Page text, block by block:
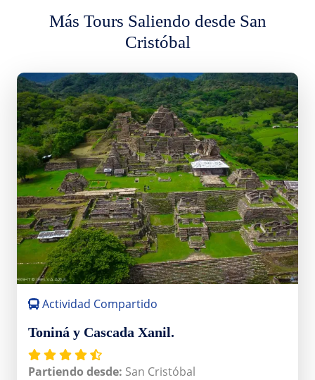
Más Tours Saliendo desde San
Cristóbal
Actividad Compartido
Toniná y Cascada Xanil.
Partiendo desde: San Cristóbal